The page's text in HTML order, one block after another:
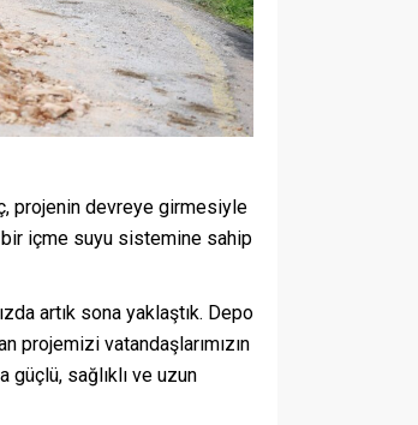
projenin devreye girmesiyle
bir içme suyu sistemine sahip
artık sona yaklaştık. Depo
projemizi vatandaşlarımızın
güçlü, sağlıklı ve uzun